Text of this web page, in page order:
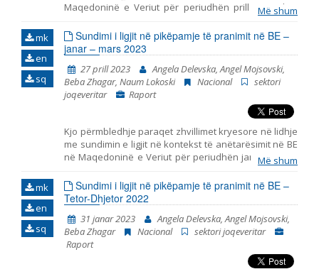
Maqedoninë e Veriut për periudhën prill – qershor
2022. Ai përfshin monitorimin e themeleve të
anëtarësimit në BE, duke përfshirë zhvillimet
kryesore në funksionimin e institucioneve
demokratike, reformën e administratës publike dhe
kapitullin 23: Gjyqësori dhe të drejtat themelore.
Më shum
mk
en
sq
Sundimi i ligjit në pikëpamje të pranimit në BE –
janar – mars 2023
27 prill 2023
Angela Delevska, Angel Mojsovski,
Beba Zhagar, Naum Lokoski
Nacional
sektori
joqeveritar
Raport
Kjo përmbledhje paraqet zhvillimet kryesore në lidhje
me sundimin e ligjit në kontekst të anëtarësimit në BE
në Maqedoninë e Veriut për periudhën janar – mars
2023. Ai përfshin monitorimin e themeleve të
antarësimit në BE, duke përfshirë zhvillimet kryesore
në funksionimin e institucioneve demokratike,
reformën e administratës publike dhe kapitullin 23:
Gjyqësori dhe të drejtat themelore.
Më shum
mk
en
sq
Sundimi i ligjit në pikëpamje të pranimit në BE –
Tetor-Dhjetor 2022
31 janar 2023
Angela Delevska, Angel Mojsovski,
Beba Zhagar
Nacional
sektori joqeveritar
Raport